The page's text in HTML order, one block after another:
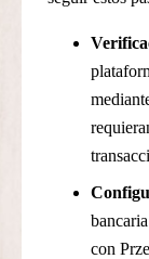
con